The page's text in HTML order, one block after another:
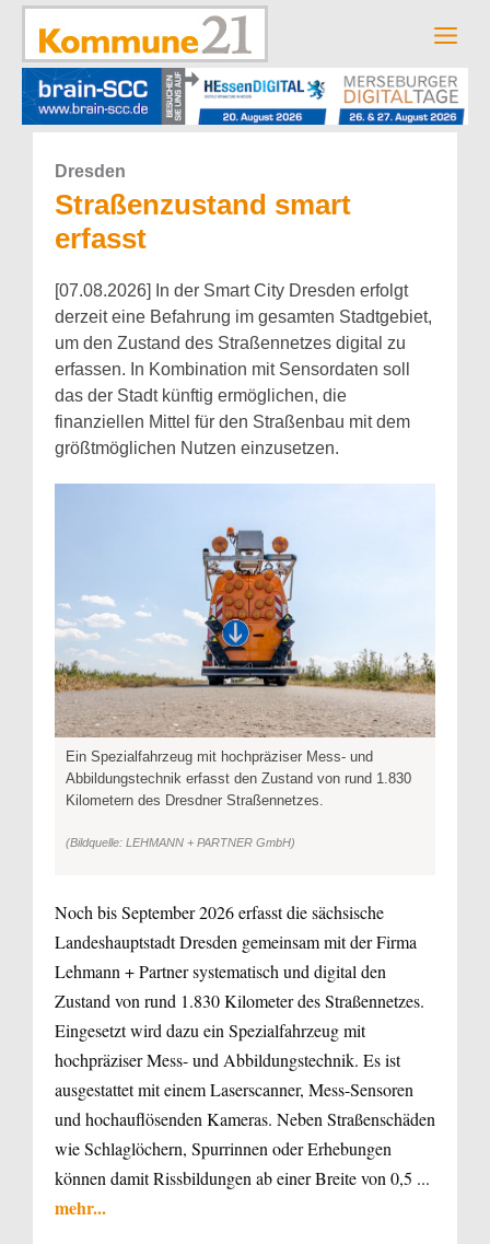
Zum
springen
Dresden
Straßenzustand smart
erfasst
[07.08.2026] In der Smart City Dresden erfolgt
derzeit eine Befahrung im gesamten Stadtgebiet,
um den Zustand des Straßennetzes digital zu
erfassen. In Kombination mit Sensordaten soll
das der Stadt künftig ermöglichen, die
finanziellen Mittel für den Straßenbau mit dem
größtmöglichen Nutzen einzusetzen.
Ein Spezialfahrzeug mit hochpräziser Mess- und
Abbildungstechnik erfasst den Zustand von rund 1.830
Kilometern des Dresdner Straßennetzes.
(Bildquelle: LEHMANN + PARTNER GmbH)
Noch bis September 2026 erfasst die sächsische
Landeshauptstadt Dresden gemeinsam mit der Firma
Lehmann + Partner systematisch und digital den
Zustand von rund 1.830 Kilometer des Straßennetzes.
Eingesetzt wird dazu ein Spezialfahrzeug mit
hochpräziser Mess- und Abbildungstechnik. Es ist
ausgestattet mit einem Laserscanner, Mess-Sensoren
und hochauflösenden Kameras. Neben Straßenschäden
wie Schlaglöchern, Spurrinnen oder Erhebungen
können damit Rissbildungen ab einer Breite von 0,5 ...
mehr...